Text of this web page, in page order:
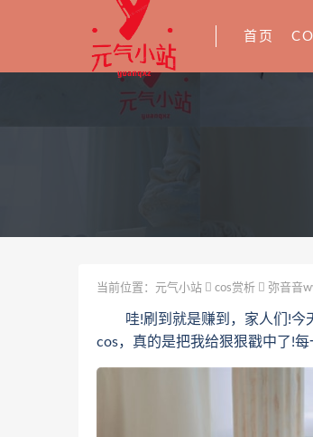
首页
当前位置： 元气小站 cos赏析 弥音音
哇!刷到就是赚到，家人们!今
cos，真的是把我给狠狠戳中了!